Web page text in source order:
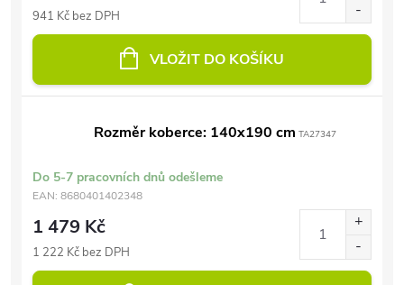
941 Kč bez DPH
VLOŽIT DO KOŠÍKU
Rozměr koberce: 140x190 cm TA27347
Do 5-7 pracovních dnů odešleme
EAN: 8680401402348
1 479 Kč
1 222 Kč bez DPH